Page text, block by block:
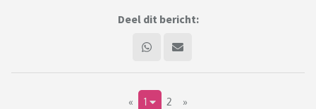
Deel dit bericht:
« 1 2 »